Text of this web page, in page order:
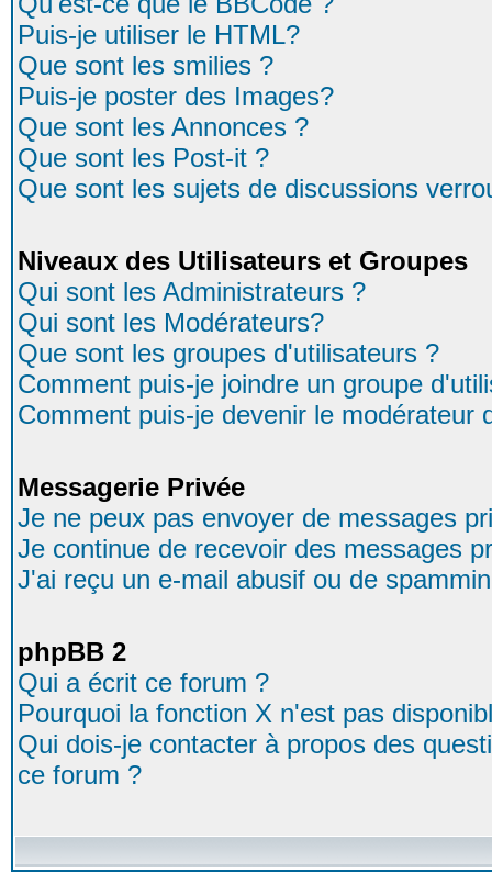
Puis-je utiliser le HTML?
Que sont les smilies ?
Puis-je poster des Images?
Que sont les Annonces ?
Que sont les Post-it ?
Que sont les sujets de discussions
Niveaux des Utilisateurs et Groupes
Qui sont les Administrateurs ?
Qui sont les Modérateurs?
Que sont les groupes d'utilisateurs ?
Comment puis-je joindre un groupe
Comment puis-je devenir le modérateur
Messagerie Privée
Je ne peux pas envoyer de messages
Je continue de recevoir des messages
J'ai reçu un e-mail abusif ou de
phpBB 2
Qui a écrit ce forum ?
Pourquoi la fonction X n'est pas
Qui dois-je contacter à propos des
ce forum ?